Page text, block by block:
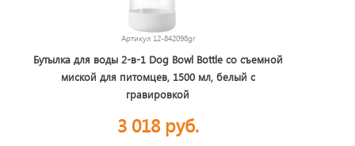
Артикул 12-842098gr
Бутылка для воды 2-в-1 Dog Bowl Bottle со съемной
миской для питомцев, 1500 мл, белый с
гравировкой
3 018 руб.